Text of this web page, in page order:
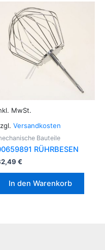
MwSt.
Versandkosten
Bauteile
RÜHRBESEN
€
In den Warenkorb